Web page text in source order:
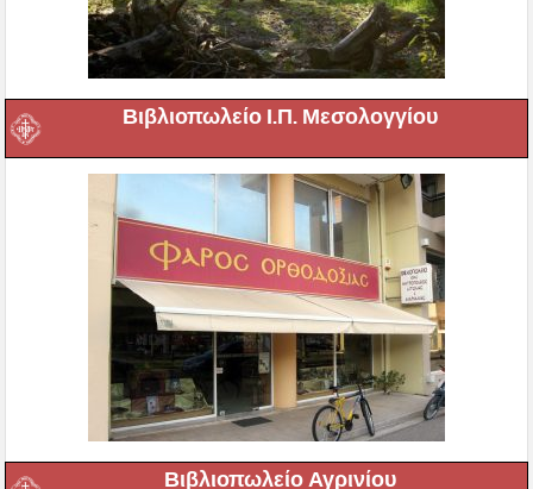
Βιβλιοπωλείο Ι.Π. Μεσολογγίου
Βιβλιοπωλείο Αγρινίου